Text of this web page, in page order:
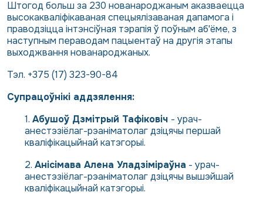
Штогод больш за 230 нованароджаным аказваецца
высокакваліфікаваная спецыялізаваная дапамога і
праводзіцца інтэнсіўная тэрапія ў поўным аб'ёме, з
наступным пераводам пацыентаў на другія этапы
выходжвання нованароджаных.
Тэл. +375 (17) 323-90-84
Супрацоўнікі аддзялення:
Абушоў Дзмітрый Тафіковіч - урач-
анестэзіёлаг-рэаніматолаг дзіцячы першай
кваліфікацыйнай катэгорыі.
Анісімава Алена Уладзіміраўна - урач-
анестэзіёлаг-рэаніматолаг дзіцячы вышэйшай
кваліфікацыйнай катэгорыі.